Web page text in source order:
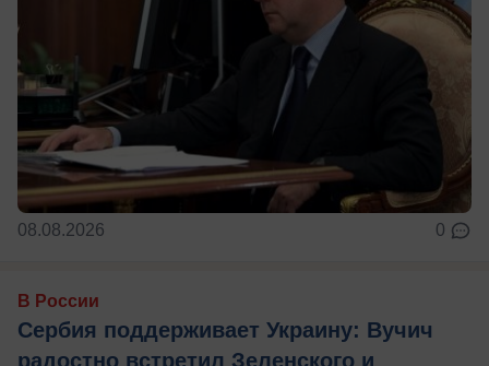
08.08.2026 0
В России
Сербия поддерживает Украину: Вучич
радостно встретил Зеленского и